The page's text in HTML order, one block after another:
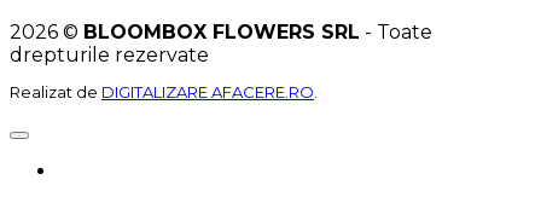
2026 © BLOOMBOX FLOWERS SRL - Toate
drepturile rezervate
Realizat de DIGITALIZARE AFACERE.RO